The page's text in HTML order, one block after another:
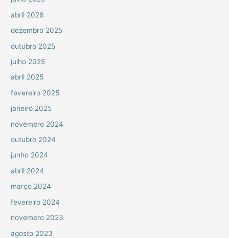
abril 2026
dezembro 2025
outubro 2025
julho 2025
abril 2025
fevereiro 2025
janeiro 2025
novembro 2024
outubro 2024
junho 2024
abril 2024
março 2024
fevereiro 2024
novembro 2023
agosto 2023